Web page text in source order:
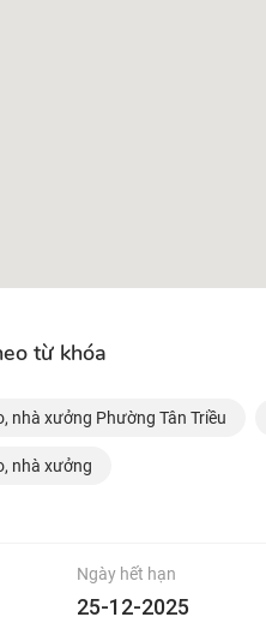
từ khóa
nhà xưởng Phường Tân Triều
nhà xưởng
Ngày hết hạn
25-12-2025